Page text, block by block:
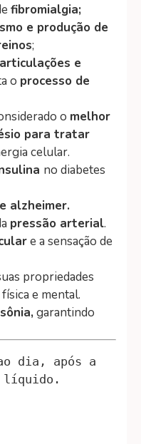
fibromialgia;
e produção de
;
e
o processo de
o melhor
para tratar
celular.
no diabetes
alzheimer.
pressão arterial.
e a sensação de
propriedades
e mental.
garantindo
dia, após a
líquido.